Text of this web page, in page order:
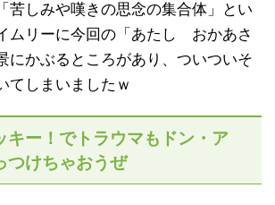
苦しみや嘆きの思念の集合体」とい
ムリーに今回の「あたし おかあさ
にかぶるところがあり、ついついそ
てしまいましたｗ
キー！でトラウマもドン・ア
つけちゃおうぜ